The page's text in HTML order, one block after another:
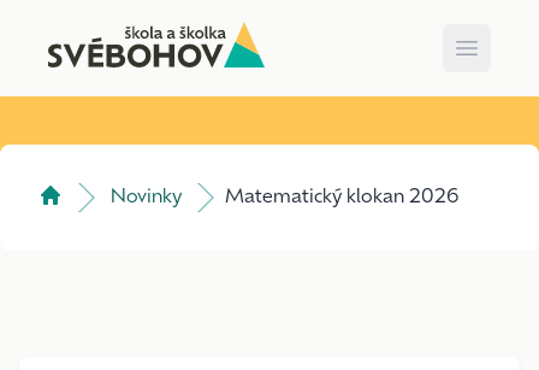
Open
Novinky Matematický klokan 2026